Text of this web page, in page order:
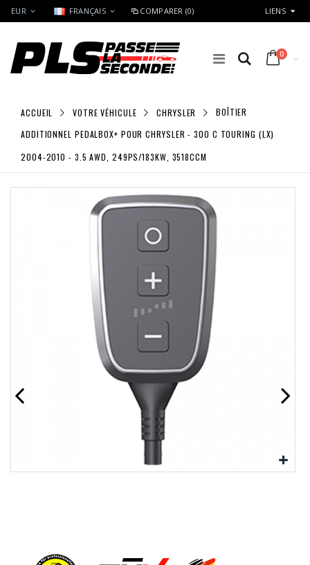
EUR FRANÇAIS COMPARER (0) LIENS
0
ACCUEIL VOTRE VÉHICULE CHRYSLER
BOÎTIER
ADDITIONNEL PEDALBOX+ POUR CHRYSLER - 300 C TOURING (LX)
2004-2010 - 3.5 AWD, 249PS/183KW, 3518CCM